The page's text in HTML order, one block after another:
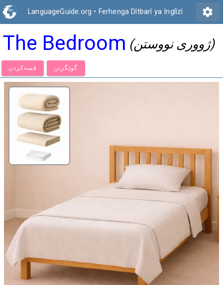
LanguageGuide.org • Ferhenga Dîtbarî ya Inglîzî settings
The Bedroom (ژووری نووستن)
قسەكردن گوێگرتن